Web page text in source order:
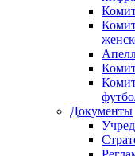
Документы